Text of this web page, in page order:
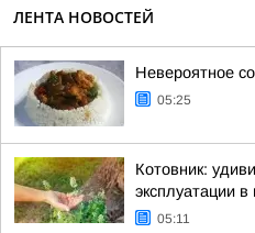
ЛЕНТА НОВОСТЕЙ
Невероятное
05:25
Котовник:
эксплуатации
05:11